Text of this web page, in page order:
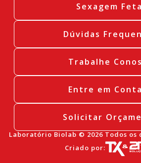
Sexagem
Dúvidas
Trabalhe
Entre em
Solicitar
Laboratório Biolab © 2026 Todos
Criado por: